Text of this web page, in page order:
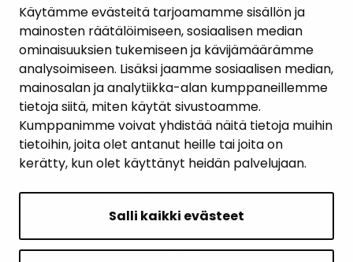
Käytämme evästeitä tarjoamamme sisällön ja
mainosten räätälöimiseen, sosiaalisen median
ominaisuuksien tukemiseen ja kävijämäärämme
analysoimiseen. Lisäksi jaamme sosiaalisen median,
mainosalan ja analytiikka-alan kumppaneillemme
tietoja siitä, miten käytät sivustoamme.
Kumppanimme voivat yhdistää näitä tietoja muihin
tietoihin, joita olet antanut heille tai joita on
kerätty, kun olet käyttänyt heidän palvelujaan.
Salli kaikki evästeet
AJANKOHTAISET
YHTEYSTIEDOT
KARTTAPALVELU
SIVUN ALKUUN
Intranet